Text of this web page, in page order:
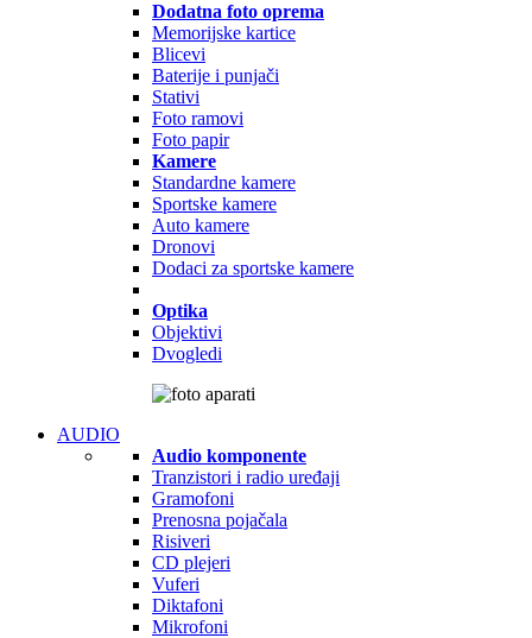
Dodatna foto oprema
Memorijske kartice
Blicevi
Baterije i punjači
Stativi
Foto ramovi
Foto papir
Kamere
Standardne kamere
Sportske kamere
Auto kamere
Dronovi
Dodaci za sportske kamere
Optika
Objektivi
Dvogledi
AUDIO
Audio komponente
Tranzistori i radio uređaji
Gramofoni
Prenosna pojačala
Risiveri
CD plejeri
Vuferi
Diktafoni
Mikrofoni